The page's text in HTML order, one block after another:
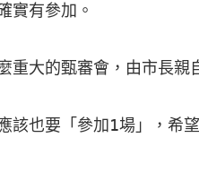
實有參加。
重大的甄審會，由市長
該也要「參加1場」，希